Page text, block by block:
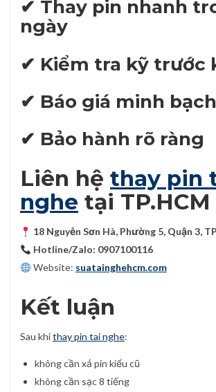
✔ Thay pin nhanh
ngày
✔ Kiểm tra kỹ trước
✔ Báo giá minh bạch
✔ Bảo hành rõ ràng
Liên hệ thay pin
nghe tại TP.HCM
18 Nguyễn Sơn Hà, Phường 5, Quận 3,
Hotline/Zalo: 0907100116
Website: suatainghehcm.com
Kết luận
Sau khithay pin tai nghe:
không cần xả pin kiểu cũ
không cần sạc 8 tiếng